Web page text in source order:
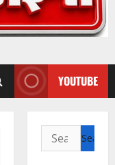
YOUTUBE
Search
for: